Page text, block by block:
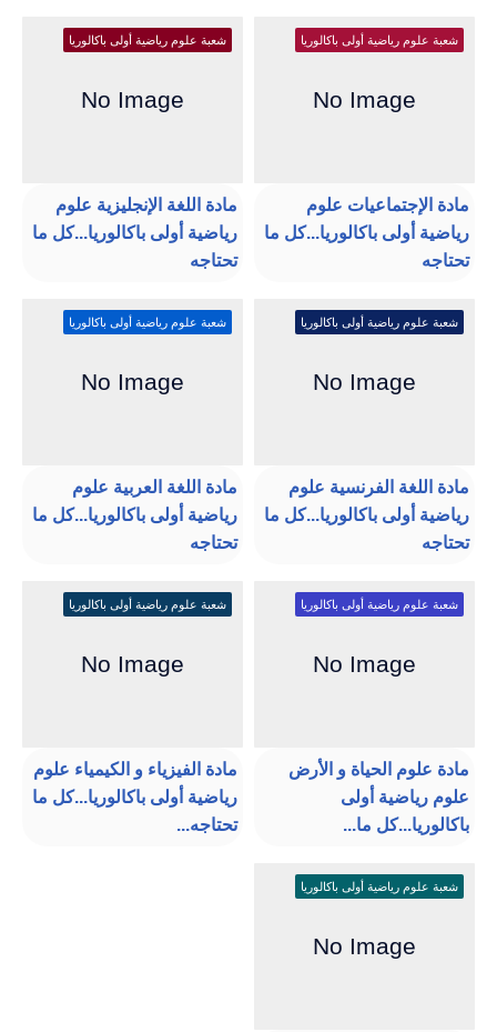
شعبة علوم رياضية أولى باكالوريا
مادة الإجتماعيات علوم
رياضية أولى باكالوريا...كل ما
تحتاجه
شعبة علوم رياضية أولى باكالوريا
مادة اللغة الإنجليزية علوم
رياضية أولى باكالوريا...كل ما
تحتاجه
شعبة علوم رياضية أولى باكالوريا
مادة اللغة الفرنسية علوم
رياضية أولى باكالوريا...كل ما
تحتاجه
شعبة علوم رياضية أولى باكالوريا
مادة اللغة العربية علوم
رياضية أولى باكالوريا...كل ما
تحتاجه
شعبة علوم رياضية أولى باكالوريا
مادة علوم الحياة و الأرض
علوم رياضية أولى
باكالوريا...كل ما...
شعبة علوم رياضية أولى باكالوريا
مادة الفيزياء و الكيمياء علوم
رياضية أولى باكالوريا...كل ما
تحتاجه...
شعبة علوم رياضية أولى باكالوريا